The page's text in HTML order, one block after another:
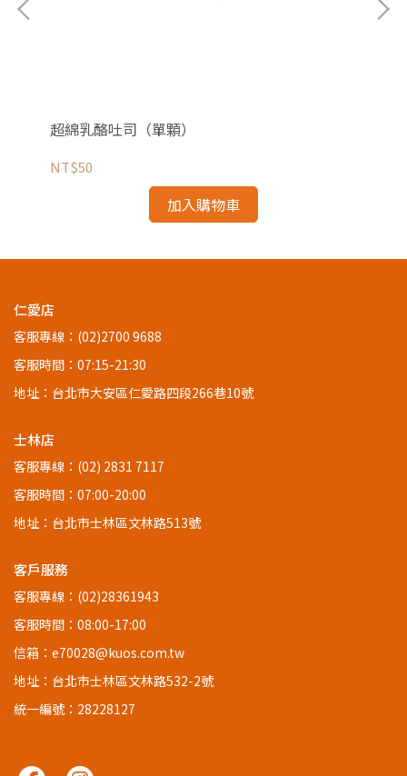
超綿乳酪吐司（單顆）
NT$50
加入購物車
仁愛店
客服專線：(02)2700 9688
客服時間：07:15-21:30
地址：台北市大安區仁愛路四段266巷10號
士林店
客服專線：(02) 2831 7117
客服時間：07:00-20:00
地址：台北市士林區文林路513號
客戶服務
客服專線：(02)28361943
客服時間：08:00-17:00
信箱：e70028@kuos.com.tw
地址：台北市士林區文林路532-2號
統一編號：28228127